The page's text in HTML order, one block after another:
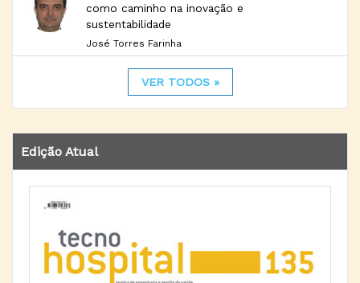
como caminho na inovação e
sustentabilidade
José Torres Farinha
VER TODOS »
Edição Atual